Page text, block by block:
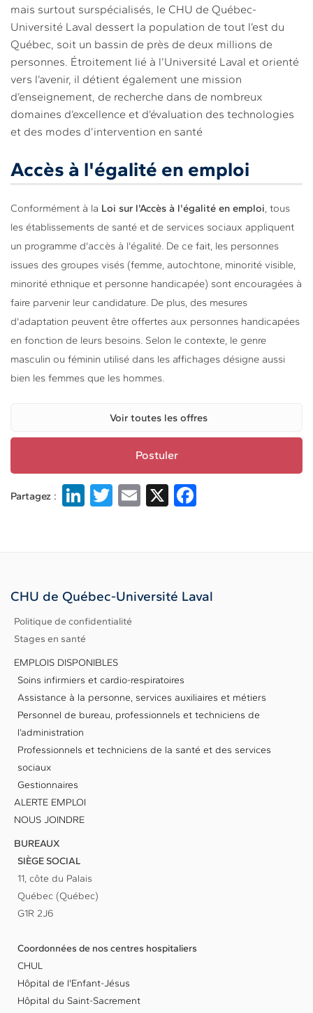
mais surtout surspécialisés, le CHU de Québec-
Université Laval dessert la population de tout l’est du
Québec, soit un bassin de près de deux millions de
personnes. Étroitement lié à l’Université Laval et orienté
vers l’avenir, il détient également une mission
d’enseignement, de recherche dans de nombreux
domaines d’excellence et d’évaluation des technologies
et des modes d’intervention en santé
Accès à l'égalité en emploi
Conformément à la Loi sur l'Accès à l'égalité en emploi, tous
les établissements de santé et de services sociaux appliquent
un programme d'accès à l'égalité. De ce fait, les personnes
issues des groupes visés (femme, autochtone, minorité visible,
minorité ethnique et personne handicapée) sont encouragées à
faire parvenir leur candidature. De plus, des mesures
d'adaptation peuvent être offertes aux personnes handicapées
en fonction de leurs besoins. Selon le contexte, le genre
masculin ou féminin utilisé dans les affichages désigne aussi
bien les femmes que les hommes.
Postuler
Partagez :
Li
dI
n
T
r
E
X
o
CHU de Québec-Université Laval
Politique de confidentialité
Stages en santé
EMPLOIS DISPONIBLES
Soins infirmiers et cardio-respiratoires
Assistance à la personne, services auxiliaires et métiers
Personnel de bureau, professionnels et techniciens de
l’administration
Professionnels et techniciens de la santé et des services
sociaux
Gestionnaires
ALERTE EMPLOI
NOUS JOINDRE
BUREAUX
SIÈGE SOCIAL
11, côte du Palais
Québec (Québec)
G1R 2J6
Coordonnées de nos centres hospitaliers
CHUL
Hôpital de l'Enfant-Jésus
Hôpital du Saint-Sacrement